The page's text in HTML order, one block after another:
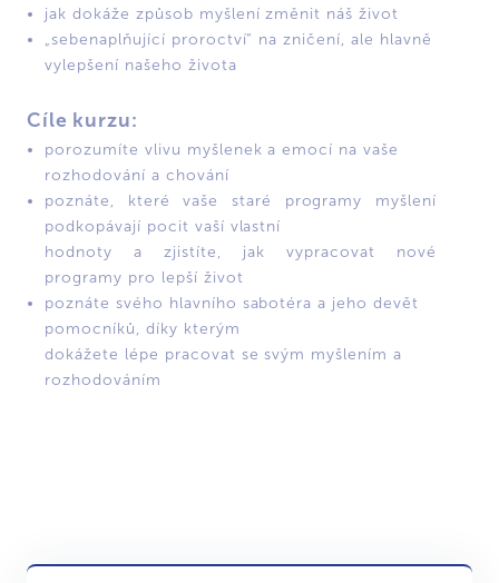
jak dokáže způsob myšlení změnit náš život
„sebenaplňující proroctví“ na zničení, ale hlavně
vylepšení našeho života
Cíle kurzu:
porozumíte vlivu myšlenek a emocí na vaše
rozhodování a chování
poznáte, které vaše staré programy myšlení
podkopávají pocit vaší vlastní
hodnoty a zjistíte, jak vypracovat nové
programy pro lepší život
poznáte svého hlavního sabotéra a jeho devět
pomocníků, díky kterým
dokážete lépe pracovat se svým myšlením a
rozhodováním